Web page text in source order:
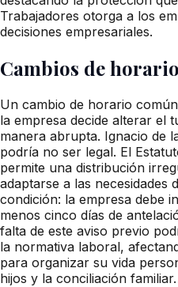
Trabajadores otorga a los
decisiones empresariales.
Cambios de
Un cambio de horario
la empresa decide alterar el
manera abrupta. Ignacio de
podría no ser legal. El
permite una distribución
adaptarse a las
condición: la empresa debe
menos cinco días de
falta de este aviso previo
la normativa laboral,
para organizar su vida
hijos y la conciliación familiar.